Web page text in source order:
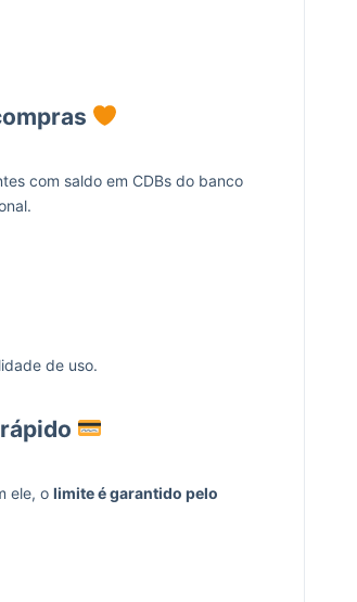
com saldo em CDBs do banco
de uso.
ele, o limite é garantido pelo